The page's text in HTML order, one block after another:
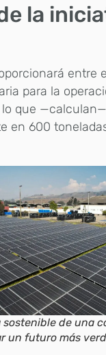
la
entre
para la
lo que
en 600
sostenible de una
un futuro más